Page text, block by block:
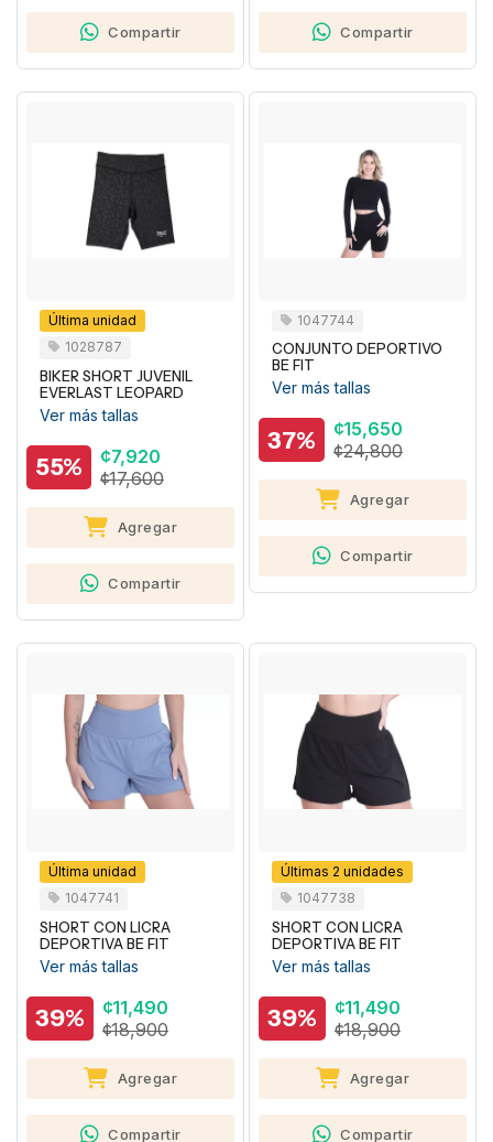
Compartir Compartir
Última unidad
1028787
BIKER SHORT JUVENIL
EVERLAST LEOPARD
Ver más tallas
55%
¢7,920
¢17,600
Agregar
Compartir
1047744
CONJUNTO DEPORTIVO
BE FIT
Ver más tallas
37%
¢15,650
¢24,800
Agregar
Compartir
Última unidad
1047741
SHORT CON LICRA
DEPORTIVA BE FIT
Ver más tallas
39%
¢11,490
¢18,900
Agregar
Compartir
Últimas 2 unidades
1047738
SHORT CON LICRA
DEPORTIVA BE FIT
Ver más tallas
39%
¢11,490
¢18,900
Agregar
Compartir